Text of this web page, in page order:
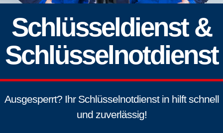
Schlüsseldienst &
Schlüsselnotdienst
Ausgesperrt? Ihr Schlüsselnotdienst in hilft schnell
und zuverlässig!